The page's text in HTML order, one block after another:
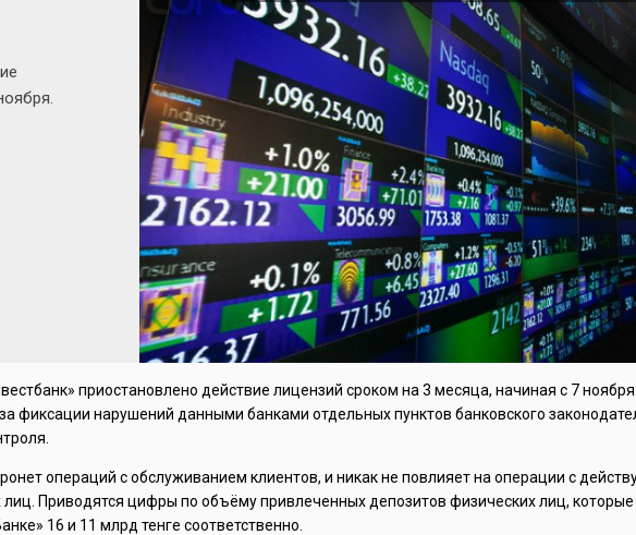
приостановлено действие лицензий сроком на 3 месяца, начиная с 7 ноября.
фиксации нарушений данными банками отдельных пунктов банковского
операций с обслуживанием клиентов, и никак не повлияет на операции с
Приводятся цифры по объёму привлеченных депозитов физических лиц, которые
16 и 11 млрд тенге соответственно.